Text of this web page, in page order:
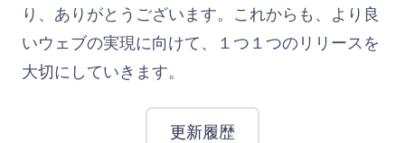
り、ありがとうございます。これからも、より良
いウェブの実現に向けて、１つ１つのリリースを
大切にしていきます。
更新履歴